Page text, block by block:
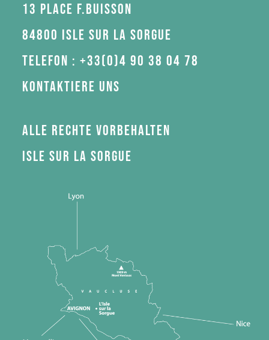
13 Place F.Buisson
84800 Isle sur la Sorgue
Telefon : +33(0)4 90 38 04 78
Kontaktiere uns
Alle Rechte vorbehalten
Isle sur la Sorgue